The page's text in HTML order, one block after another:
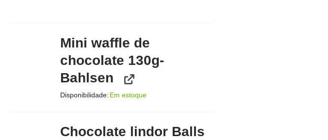
Mini waffle de
chocolate 130g-
Bahlsen
Disponibilidade: Em estoque
Chocolate lindor Balls